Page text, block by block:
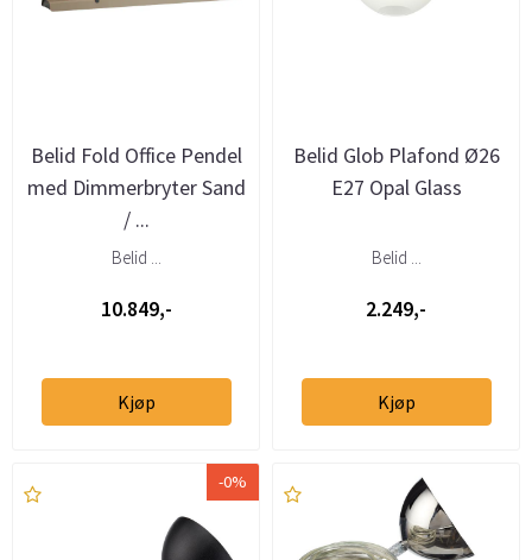
Belid Fold Office Pendel
med Dimmerbryter Sand
/ ...
Belid ...
10.849,-
Kjøp
Belid Glob Plafond Ø26
E27 Opal Glass
Belid ...
2.249,-
Kjøp
-0%